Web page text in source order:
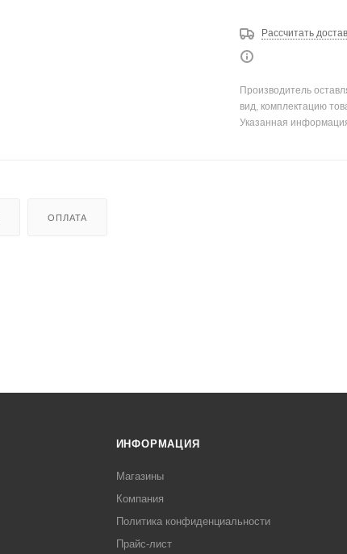
Рассчитать
Производитель
вид, комплектацию
Указанная
ОПЛАТА
ИНФОРМАЦИЯ
Магазины
Компания
Политика конфиденциальности
Прайс-лист